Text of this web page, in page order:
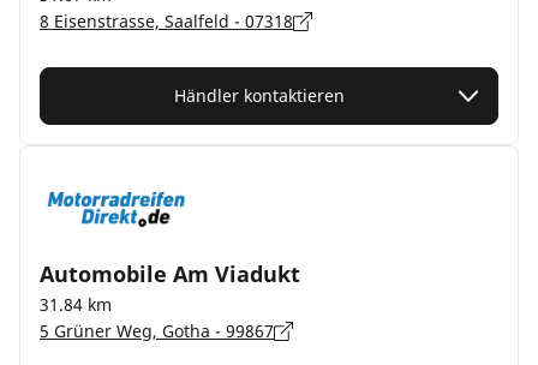
8 Eisenstrasse, Saalfeld - 07318
Händler kontaktieren
Automobile Am Viadukt
31.84 km
5 Grüner Weg, Gotha - 99867